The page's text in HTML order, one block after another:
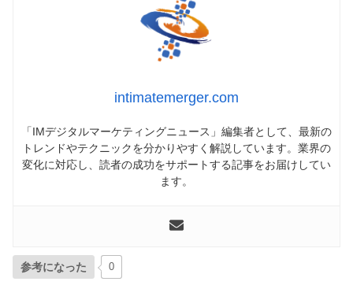
intimatemerger.com
「IMデジタルマーケティングニュース」編集者として、最新の
トレンドやテクニックを分かりやすく解説しています。業界の
変化に対応し、読者の成功をサポートする記事をお届けしてい
ます。
参考になった 0